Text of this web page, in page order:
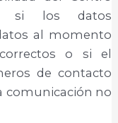
si los datos
al momento
o si el
de contacto
comunicación no